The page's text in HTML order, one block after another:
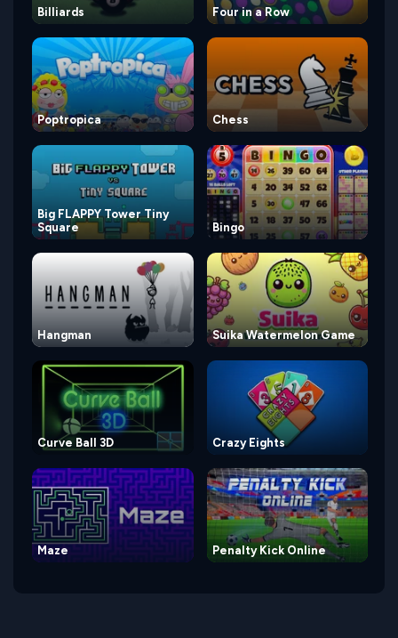
Billiards Four in a Row
Poptropica Chess
Big FLAPPY Tower Tiny
Square
Bingo
Hangman Suika Watermelon Game
Curve Ball 3D Crazy Eights
Maze Penalty Kick Online